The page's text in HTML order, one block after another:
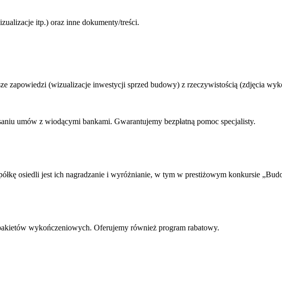
itp.) oraz inne dokumenty/treści.
zapowiedzi (wizualizacje inwestycji sprzed budowy) z rzeczywistością (zdjęcia
umów z wiodącymi bankami. Gwarantujemy bezpłatną pomoc specjalisty.
osiedli jest ich nagradzanie i wyróżnianie, w tym w prestiżowym konkursie
wykończeniowych. Oferujemy również program rabatowy.